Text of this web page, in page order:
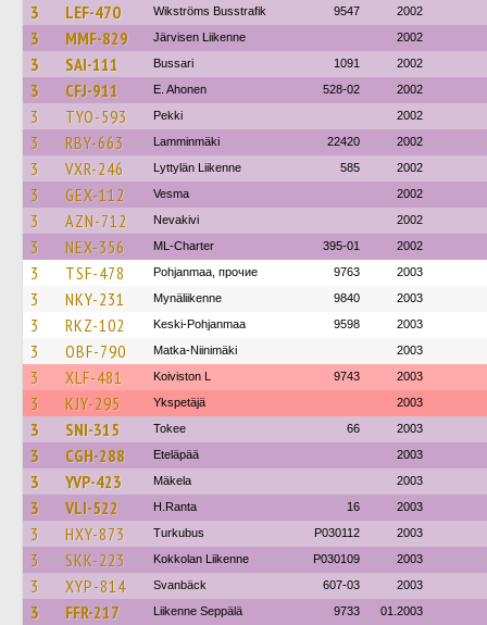
3 LEF-470 Wikströms Busstrafik 9547 2002
3 MMF-829 Järvisen Liikenne 2002
3 SAI-111 Bussari 1091 2002
3 CFJ-911 E. Ahonen 528-02 2002
3 TYO-593 Pekki 2002
3 RBY-663 Lamminmäki 22420 2002
3 VXR-246 Lyttylän Liikenne 585 2002
3 GEX-112 Vesma 2002
3 AZN-712 Nevakivi 2002
3 NEX-356 ML-Charter 395-01 2002
3 TSF-478 Pohjanmaa, прочие 9763 2003
3 NKY-231 Mynäliikenne 9840 2003
3 RKZ-102 Keski-Pohjanmaa 9598 2003
3 OBF-790 Matka-Niinimäki 2003
3 XLF-481 Koiviston L 9743 2003
3 KJY-295 Ykspetäjä 2003
3 SNI-315 Tokee 66 2003
3 CGH-288 Eteläpää 2003
3 YVP-423 Mäkela 2003
3 VLI-522 H.Ranta 16 2003
3 HXY-873 Turkubus P030112 2003
3 SKK-223 Kokkolan Liikenne P030109 2003
3 XYP-814 Svanbäck 607-03 2003
3 FFR-217 Liikenne Seppälä 9733 01.2003